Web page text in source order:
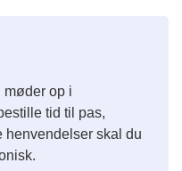
møder op i
tid til pas,
henvendelser skal du